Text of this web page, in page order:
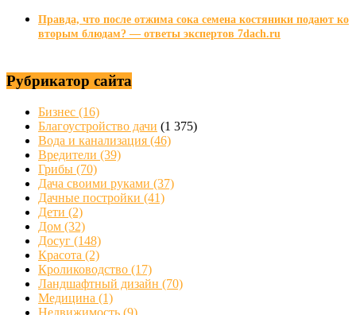
Правда, что после отжима сока семена костяники подают ко
вторым блюдам? — ответы экспертов 7dach.ru
Рубрикатор сайта
Бизнес (16)
Благоустройство дачи (1 375)
Вода и канализация (46)
Вредители (39)
Грибы (70)
Дача своими руками (37)
Дачные постройки (41)
Дети (2)
Дом (32)
Досуг (148)
Красота (2)
Кролиководство (17)
Ландшафтный дизайн (70)
Медицина (1)